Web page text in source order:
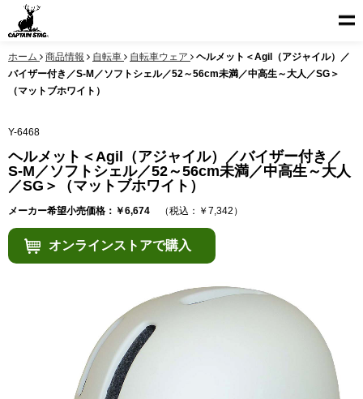
ホーム 商品情報 自転車 自転車ウェア
ヘルメット＜Agil（アジャイル）／
バイザー付き／S-M／ソフトシェル／52～56cm未満／中高生～大人／SG＞
（マットブホワイト）
Y-6468
ヘルメット＜Agil（アジャイル）／バイザー付き／
S-M／ソフトシェル／52～56cm未満／中高生～大人
／SG＞（マットブホワイト）
メーカー希望小売価格：￥6,674 （税込：￥7,342）
オンラインストアで購入